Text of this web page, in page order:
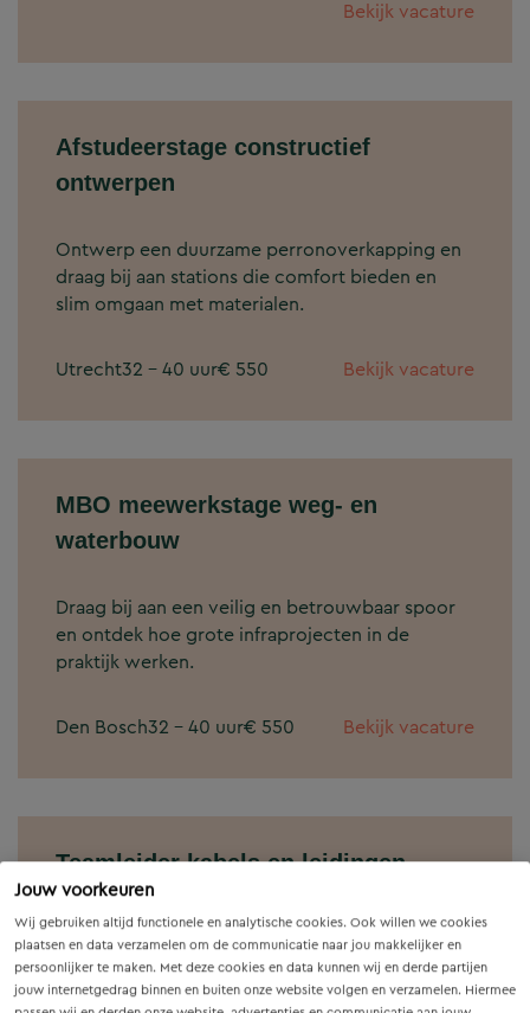
Jouw voorkeuren
Wij gebruiken altijd functionele en analytische cookies. Ook willen we cookies
plaatsen en data verzamelen om de communicatie naar jou makkelijker en
persoonlijker te maken. Met deze cookies en data kunnen wij en derde partijen
jouw internetgedrag binnen en buiten onze website volgen en verzamelen. Hiermee
Bekijk vacature
Afstudeerstage constructief
ontwerpen
Ontwerp een duurzame perronoverkapping en
draag bij aan stations die comfort bieden en
slim omgaan met materialen.
Utrecht32 - 40 uur€ 550 Bekijk vacature
MBO meewerkstage weg- en
waterbouw
Draag bij aan een veilig en betrouwbaar spoor
en ontdek hoe grote infraprojecten in de
praktijk werken.
Den Bosch32 - 40 uur€ 550 Bekijk vacature
Teamleider kabels en leidingen
derden
Een voor velen onbekend en onzichtbaar
fenomeen; ondergrondse kabels en leidingen.